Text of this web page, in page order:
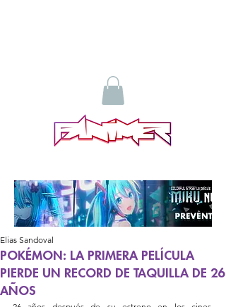
POKÉMON: LA PRIMERA PELÍCULA
PIERDE UN RECORD DE TAQUILLA DE 26
AÑOS
Elias Sandoval